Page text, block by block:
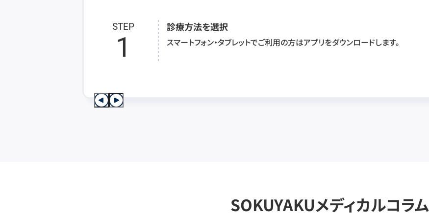
STEP
1
診療方法を選択
スマートフォン・タブレットでご利用の方はアプリをダウンロードします。
SOKUYAKUメディカルコラム